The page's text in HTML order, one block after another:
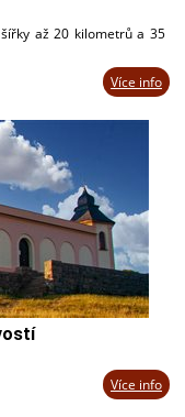
až 20 kilometrů a 35
Více info
Více info